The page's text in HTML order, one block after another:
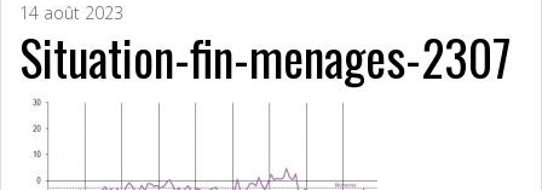
14 août 2023
Situation-fin-menages-2307